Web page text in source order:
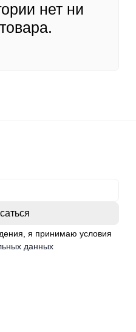
нет ни
я принимаю условия
данных